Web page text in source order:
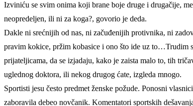
Izviniću se svim onima koji brane boje druge i drugačije,
neopredeljen, ili ni za koga?, govorio je deda.
Dakle ni srećnijih od nas, ni začuđenijih protivnika, ni
pravim kokice, pržim kobasice i ono što ide uz to…Trudim
prijateljicama, da se izjadaju, kako je zaista malo to, tih
uglednog doktora, ili nekog drugog ćate, izgleda mnogo.
Sportisti jesu često predmet ženske požude. Ponosni
zaboravila debeo novčanik. Komentatori sportskih